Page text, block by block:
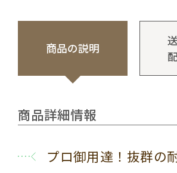
商品の説明
商品詳細情報
プロ御用達！抜群の